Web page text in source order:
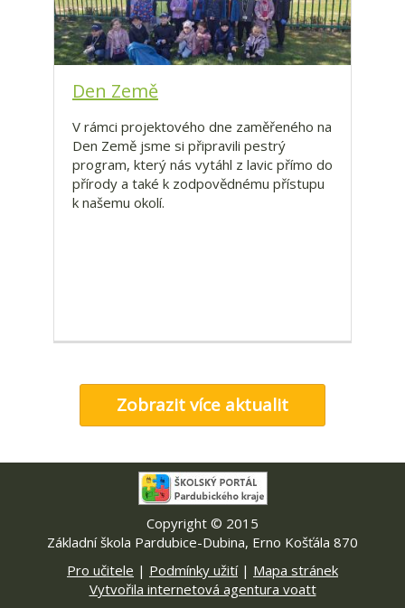
Den Země
V rámci projektového dne zaměřeného na
Den Země jsme si připravili pestrý
program, který nás vytáhl z lavic přímo do
přírody a také k zodpovědnému přístupu
k našemu okolí.
Zobrazit více aktualit
Copyright © 2015
Základní škola Pardubice-Dubina, Erno Košťála 870
Pro učitele | Podmínky užití| Mapa stránek
Vytvořila internetová agentura voatt